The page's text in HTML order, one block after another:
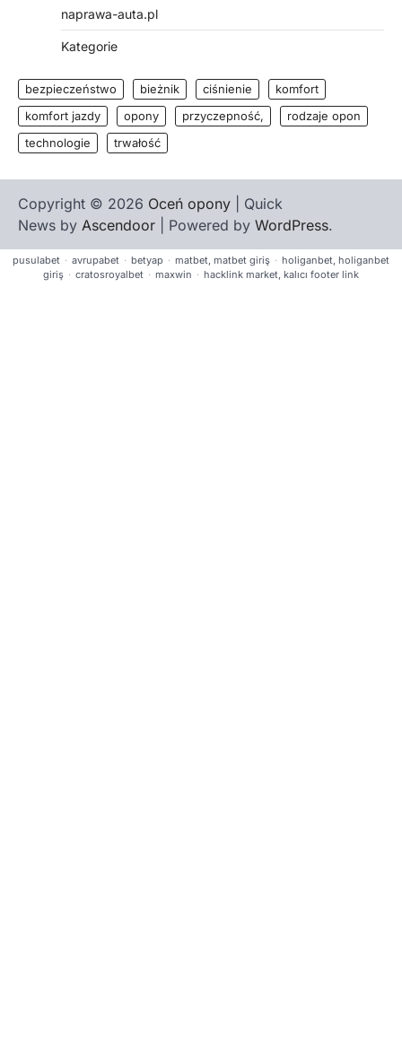
naprawa-auta.pl
Kategorie
bezpieczeństwo bieżnik ciśnienie
komfort
komfort jazdy
opony przyczepność,
rodzaje opon
technologie
trwałość
Copyright © 2026 Oceń opony | Quick
News by Ascendoor | Powered by WordPress.
pusulabet · avrupabet · betyap · matbet, matbet giriş · holiganbet, holiganbet
giriş · cratosroyalbet · maxwin · hacklink market, kalıcı footer link